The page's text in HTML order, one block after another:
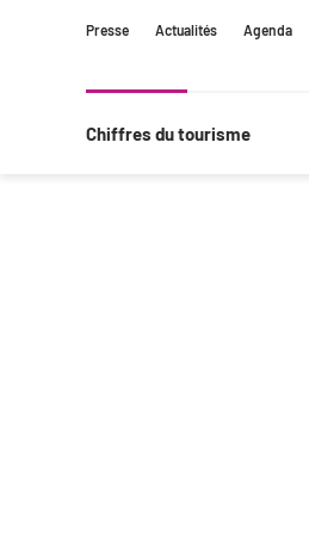
Navigation
RecherchePresse Actualités Agenda
Chiffres du tourisme